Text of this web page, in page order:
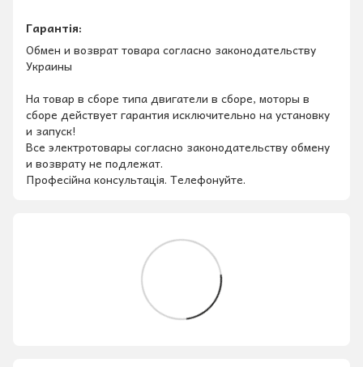
Гарантія:
Обмен и возврат товара согласно законодательству
Украины
На товар в сборе типа двигатели в сборе, моторы в
сборе действует гарантия исключительно на установку
и запуск!
Все электротовары согласно законодательству обмену
и возврату не подлежат.
Професійна консультація. Телефонуйте.